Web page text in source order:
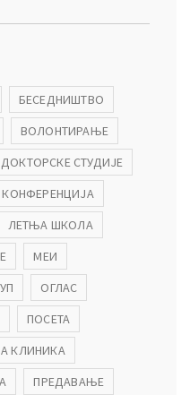
БЕСЕДНИШТВО
ВОЛОНТИРАЊЕ
ДОКТОРСКЕ СТУДИЈЕ
КОНФЕРЕНЦИЈА
ЛЕТЊА ШКОЛА
МЕИ
ОГЛАС
ПОСЕТА
КЛИНИКА
ПРЕДАВАЊЕ